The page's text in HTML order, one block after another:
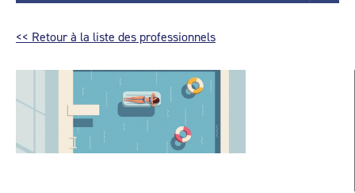
<< Retour à la liste des professionnels